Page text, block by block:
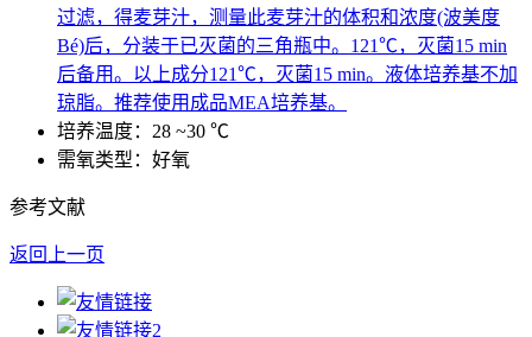
过滤，得麦芽汁，测量此麦芽汁的体积和浓度(波美度
Bé)后，分装于已灭菌的三角瓶中。121℃，灭菌15 min
后备用。以上成分121℃，灭菌15 min。液体培养基不加
琼脂。推荐使用成品MEA培养基。
培养温度：28 ~30 ℃
需氧类型：好氧
参考文献
返回上一页